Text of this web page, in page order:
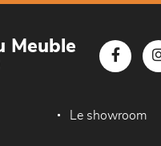
Meuble
Le showroom